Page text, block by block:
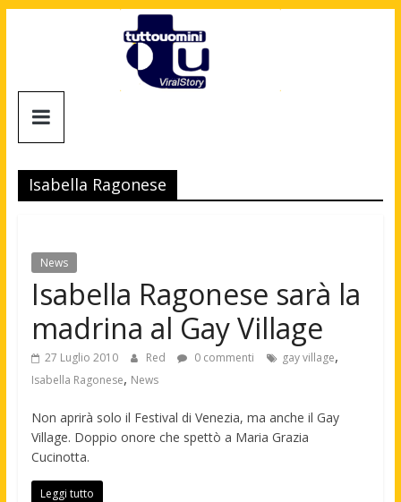
Tuttouomini
Tv,
Cinema,
news
moda
maschile
Isabella Ragonese
News
Isabella Ragonese sarà la
madrina al Gay Village
27 Luglio 2010 Red 0 commenti gay village,
Isabella Ragonese, News
Non aprirà solo il Festival di Venezia, ma anche il Gay
Village. Doppio onore che spettò a Maria Grazia
Cucinotta.
Leggi tutto